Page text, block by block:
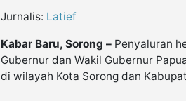
Jurnalis: Latief
Kabar Baru, Sorong – Penyaluran
Gubernur dan Wakil Gubernur
di wilayah Kota Sorong dan